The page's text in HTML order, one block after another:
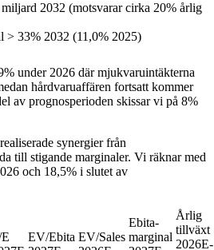
2032 (motsvarar cirka 20% årlig
> 33% 2032 (11,0% 2025)
under 2026 där mjukvaruintäkterna
hårdvaruaffären fortsatt kommer
av prognosperioden skissar vi på 8%
synergier från
till stigande marginaler. Vi räknar med
och 18,5% i slutet av
EV/Ebita EV/Sales
Ebita-
marginal
Årlig
tillväxt
2026E-